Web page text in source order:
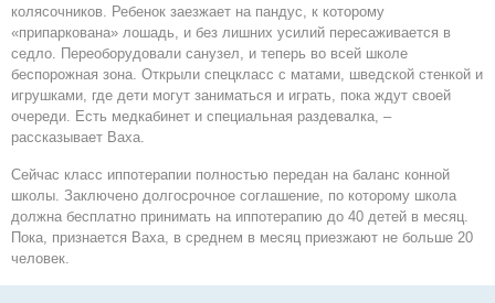
колясочников. Ребенок заезжает на пандус, к которому
«припаркована» лошадь, и без лишних усилий пересаживается в
седло. Переоборудовали санузел, и теперь во всей школе
беспорожная зона. Открыли спецкласс с матами, шведской стенкой и
игрушками, где дети могут заниматься и играть, пока ждут своей
очереди. Есть медкабинет и специальная раздевалка, –
рассказывает Ваха.
Сейчас класс иппотерапии полностью передан на баланс конной
школы. Заключено долгосрочное соглашение, по которому школа
должна бесплатно принимать на иппотерапию до 40 детей в месяц.
Пока, признается Ваха, в среднем в месяц приезжают не больше 20
человек.